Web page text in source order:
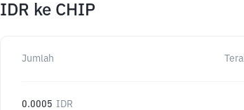
IDR ke CHIP
Jumlah
0.0005 IDR